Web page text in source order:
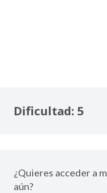
Dificultad: 5
¿Quieres acceder a
aún?